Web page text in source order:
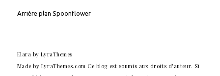
Arrière plan Spoonflower
Elara by LyraThemes
Made by LyraThemes.com Ce blog est soumis aux droits d'auteur. Si